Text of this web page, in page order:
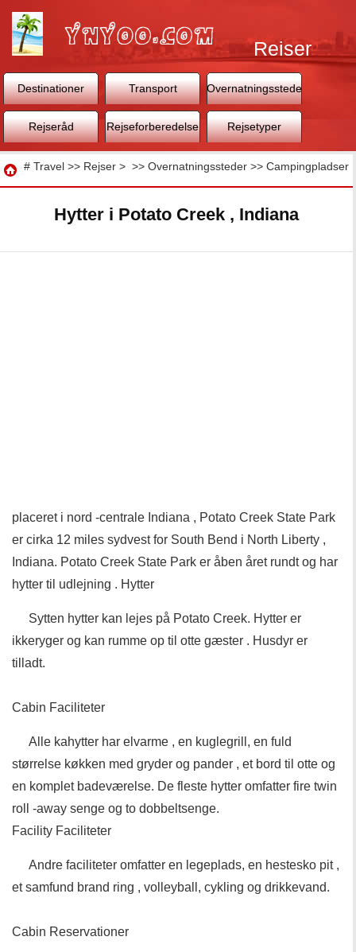
Rejser
Destinationer Transport Overnatningssteder
Rejseråd Rejseforberedelse Rejsetyper
Rejse
# Travel >> Rejser > >> Overnatningssteder >> Campingpladser
Hytter i Potato Creek , Indiana
placeret i nord -centrale Indiana , Potato Creek State Park
er cirka 12 miles sydvest for South Bend i North Liberty ,
Indiana. Potato Creek State Park er åben året rundt og har
hytter til udlejning . Hytter
Sytten hytter kan lejes på Potato Creek. Hytter er
ikkeryger og kan rumme op til otte gæster . Husdyr er
tilladt.
Cabin Faciliteter
Alle kahytter har elvarme , en kuglegrill, en fuld
størrelse køkken med gryder og pander , et bord til otte og
en komplet badeværelse. De fleste hytter omfatter fire twin
roll -away senge og to dobbeltsenge.
Facility Faciliteter
Andre faciliteter omfatter en legeplads, en hestesko pit ,
et samfund brand ring , volleyball, cykling og drikkevand.
Cabin Reservationer